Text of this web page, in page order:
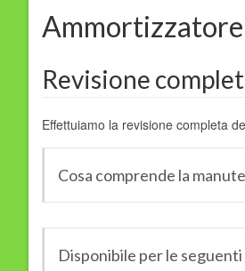
Revisione
Effettuiamo la revisione completa
Cosa comprende la
Disponibile per le